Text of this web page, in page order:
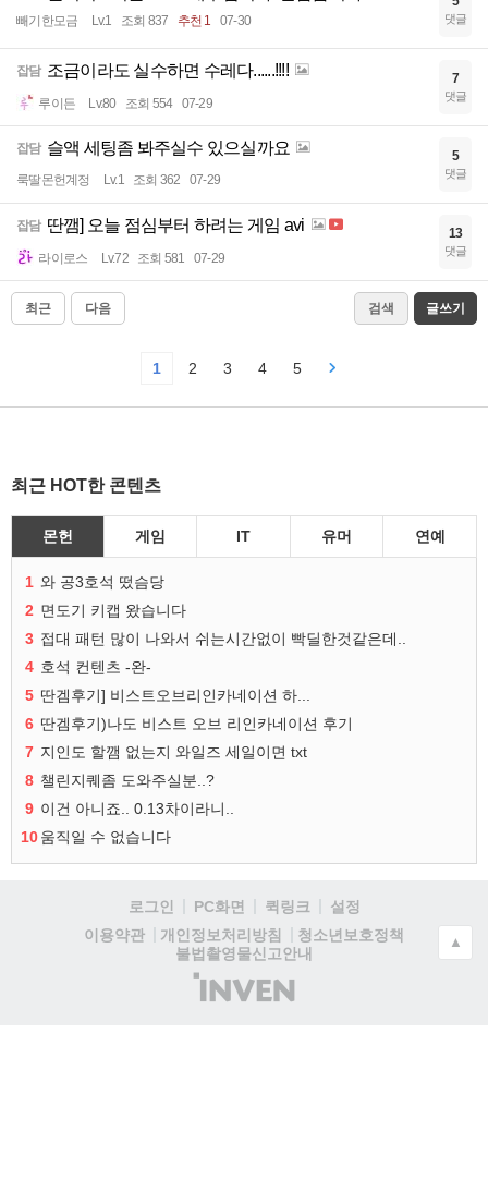
빼기한모금 Lv.1 조회 837 추천 1 07-30 댓글
잡담 조금이라도 실수하면 수레다......!!!!
루이든 Lv.80 조회 554 07-29
7
댓글
잡담 슬액 세팅좀 봐주실수 있으실까요
룩딸몬헌계정 Lv.1 조회 362 07-29
5
댓글
잡담 딴깸] 오늘 점심부터 하려는 게임 avi
라이로스 Lv.72 조회 581 07-29
13
댓글
최근 다음 검색 글쓰기
1 2 3 4 5
최근 HOT한 콘텐츠
몬헌 게임 IT 유머 연예
1 와 공3호석 떴슴당
2 면도기 키캡 왔습니다
3 접대 패턴 많이 나와서 쉬는시간없이 빡딜한것같은데..
4 호석 컨텐츠 -완-
5 딴겜후기] 비스트오브리인카네이션 하...
6 딴겜후기)나도 비스트 오브 리인카네이션 후기
7 지인도 할깸 없는지 와일즈 세일이면 txt
8 챌린지퀘좀 도와주실분..?
9 이건 아니죠.. 0.13차이라니..
10움직일 수 없습니다
로그인 PC화면 퀵링크
설정
이용약관
개인정보처리방침
청소년보호정책
불법촬영물신고안내
(주)
인
▲